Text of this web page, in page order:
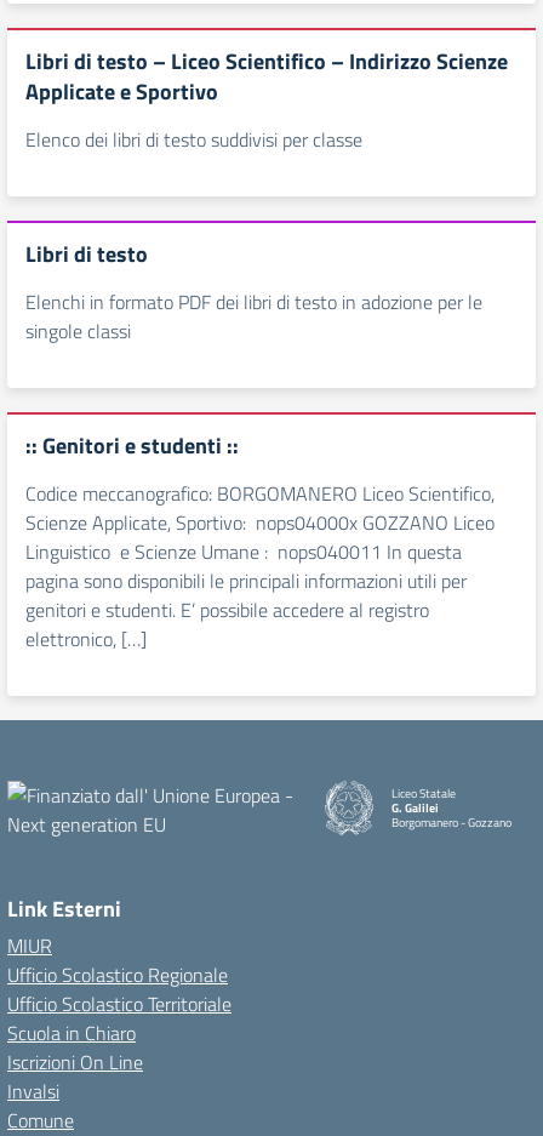
Libri di testo – Liceo Scientifico – Indirizzo Scienze
Applicate e Sportivo
Elenco dei libri di testo suddivisi per classe
Libri di testo
Elenchi in formato PDF dei libri di testo in adozione per le
singole classi
:: Genitori e studenti ::
Codice meccanografico: BORGOMANERO Liceo Scientifico,
Scienze Applicate, Sportivo: nops04000x GOZZANO Liceo
Linguistico e Scienze Umane : nops040011 In questa
pagina sono disponibili le principali informazioni utili per
genitori e studenti. E’ possibile accedere al registro
elettronico, […]
Liceo Statale
G. Galilei
Borgomanero - Gozzano
Link Esterni
MIUR
Ufficio Scolastico Regionale
Ufficio Scolastico Territoriale
Scuola in Chiaro
Iscrizioni On Line
Invalsi
Comune